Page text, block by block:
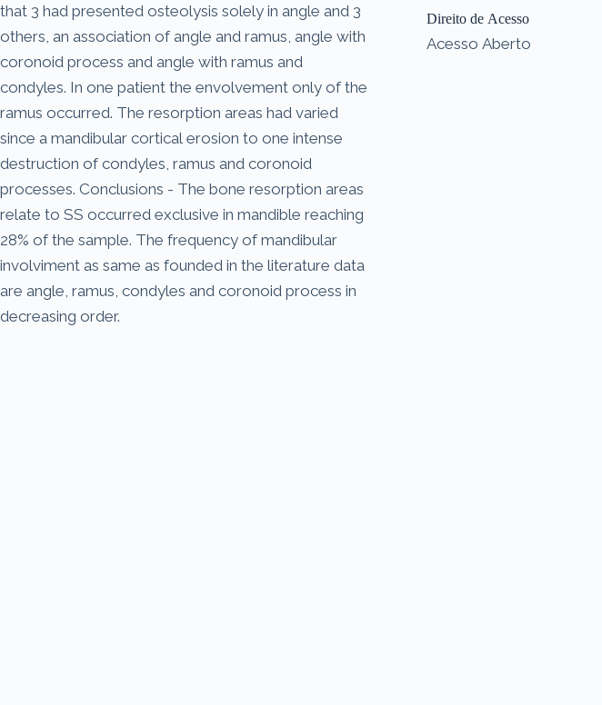
that 3 had presented osteolysis solely in angle and 3
others, an association of angle and ramus, angle with
coronoid process and angle with ramus and
condyles. In one patient the envolvement only of the
ramus occurred. The resorption areas had varied
since a mandibular cortical erosion to one intense
destruction of condyles, ramus and coronoid
processes. Conclusions - The bone resorption areas
relate to SS occurred exclusive in mandible reaching
28% of the sample. The frequency of mandibular
involviment as same as founded in the literature data
are angle, ramus, condyles and coronoid process in
decreasing order.
Direito de Acesso
Acesso Aberto